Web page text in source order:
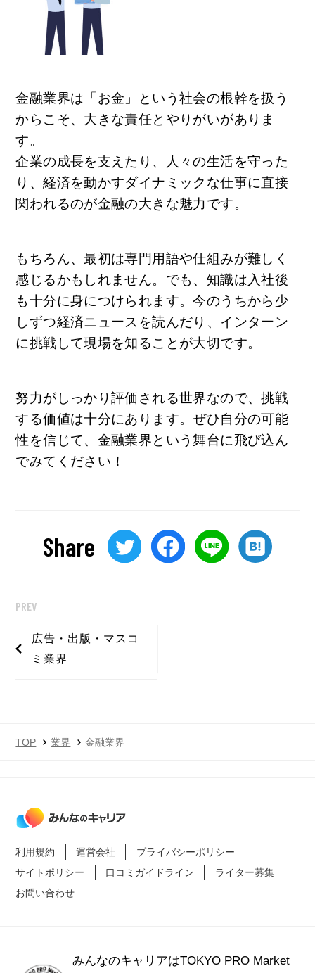
金融業界は「お金」という社会の根幹を扱う
からこそ、大きな責任とやりがいがありま
す。
企業の成長を支えたり、人々の生活を守った
り、経済を動かすダイナミックな仕事に直接
関われるのが金融の大きな魅力です。
もちろん、最初は専門用語や仕組みが難しく
感じるかもしれません。でも、知識は入社後
も十分に身につけられます。今のうちから少
しずつ経済ニュースを読んだり、インターン
に挑戦して現場を知ることが大切です。
努力がしっかり評価される世界なので、挑戦
する価値は十分にあります。ぜひ自分の可能
性を信じて、金融業界という舞台に飛び込ん
でみてください！
Share
PREV
広告・出版・マスコ
ミ業界
TOP 業界 金融業界
利用規約 運営会社
プライバシーポリシー
サイトポリシー
口コミガイドライン
ライター募集
お問い合わせ
みんなのキャリアはTOKYO PRO Market